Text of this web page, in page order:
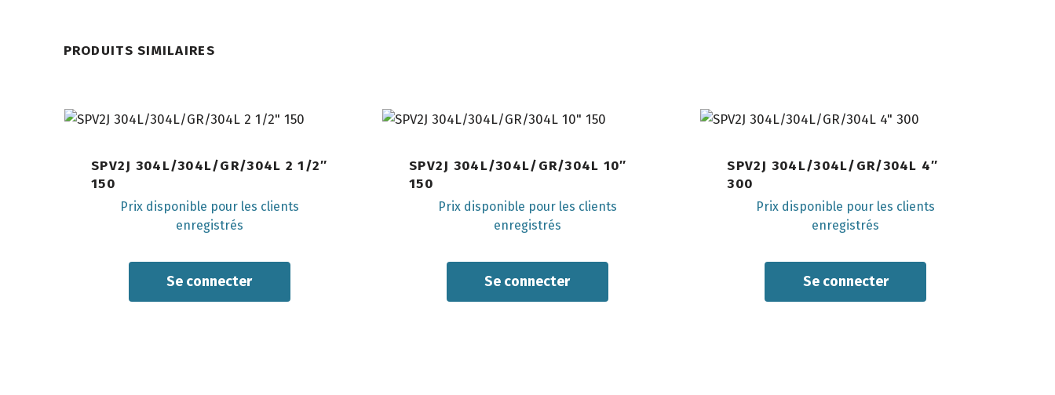
PRODUITS SIMILAIRES
SPV2J 304L/304L/GR/304L 2 1/2″
150
Prix disponible pour les clients
enregistrés
Se connecter
SPV2J 304L/304L/GR/304L 10″
150
Prix disponible pour les clients
enregistrés
Se connecter
SPV2J 304L/304L/GR/304L 4″
300
Prix disponible pour les clients
enregistrés
Se connecter